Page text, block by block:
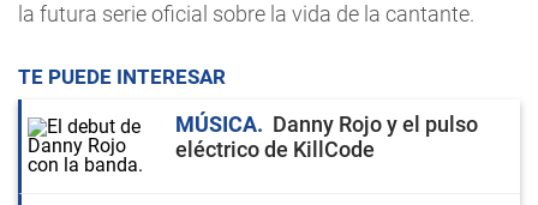
la futura serie oficial sobre la vida de la cantante.
TE PUEDE INTERESAR
MÚSICA
Danny Rojo y el pulso
eléctrico de KillCode